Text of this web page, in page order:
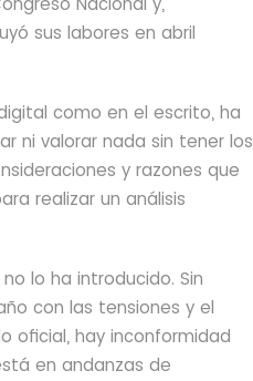
sus labores en abril
como en el escrito, ha
ni valorar nada sin tener los
y razones que
realizar un análisis
lo ha introducido. Sin
con las tensiones y el
oficial, hay inconformidad
en andanzas de